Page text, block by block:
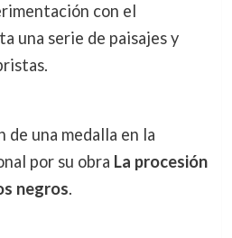
con el
una serie de paisajes y
de una medalla en la
por su obra La procesión
negros.